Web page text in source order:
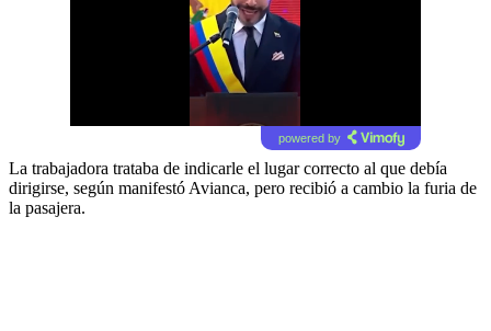
powered by
La trabajadora trataba de indicarle el lugar correcto al que debía
dirigirse, según manifestó Avianca, pero recibió a cambio la furia de
la pasajera.